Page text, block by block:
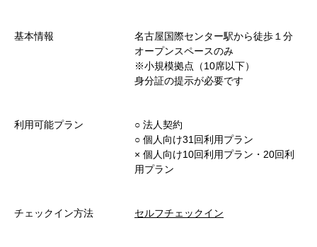
基本情報
名古屋国際センター駅から徒歩１分
オープンスペースのみ
※小規模拠点（10席以下）
身分証の提示が必要です
利用可能プラン
○︎ 法人契約
○︎ 個人向け31回利用プラン
× 個人向け10回利用プラン・20回利
用プラン
チェックイン方法 セルフチェックイン